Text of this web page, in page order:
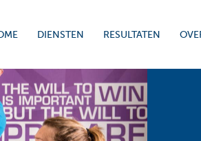
DIENSTEN RESULTATEN